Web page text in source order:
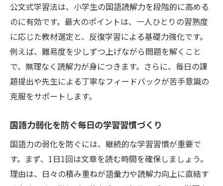
公文式学習法は、小学生の国語読解力を段階的に高める
のに有効です。最大のポイントは、一人ひとりの習熟度
に応じた教材選定と、反復学習による基礎力強化です。
例えば、難易度を少しずつ上げながら問題を解くこと
で、無理なく読解力が身につきます。さらに、毎日の課
題提出や先生による丁寧なフィードバックが苦手意識の
克服をサポートします。
国語力弱化を防ぐ毎日の学習習慣づくり
国語力の弱化を防ぐには、継続的な学習習慣が重要で
す。まず、1日1回は文章を読む時間を確保しましょう。
理由は、日々の積み重ねが語彙力や読解力向上に直結す